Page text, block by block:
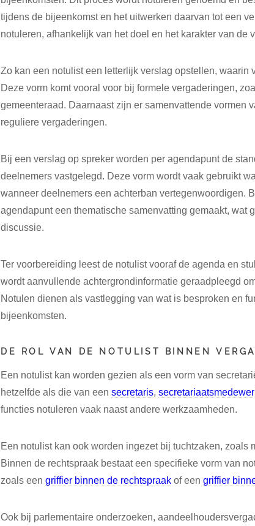
tijdens de bijeenkomst en het uitwerken daarvan tot een
notuleren, afhankelijk van het doel en het karakter van de
Zo kan een notulist een letterlijk verslag opstellen,
Deze vorm komt vooral voor bij formele vergaderingen,
gemeenteraad. Daarnaast zijn er samenvattende vormen
reguliere vergaderingen.
Bij een verslag op spreker worden per agendapunt de
deelnemers vastgelegd. Deze vorm wordt vaak gebruikt
wanneer deelnemers een achterban vertegenwoordigen.
agendapunt een thematische samenvatting gemaakt, wat
discussie.
Ter voorbereiding leest de notulist vooraf de agenda en
wordt aanvullende achtergrondinformatie geraadpleegd
Notulen dienen als vastlegging van wat is besproken en
bijeenkomsten.
DE ROL VAN DE NOTULIST BINNEN
Een notulist kan worden gezien als een vorm van
hetzelfde als die van een secretaris,
functies notuleren vaak naast andere werkzaamheden.
Een notulist kan ook worden ingezet bij tuchtzaken, zoals
Binnen de rechtspraak bestaat een specifieke vorm van
zoals een griffier binnen de rechtspraak of een griffier
Ook bij parlementaire onderzoeken,